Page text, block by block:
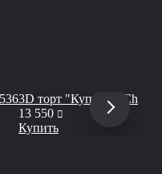
3D торт "Купюра"
13 550 руб
Купить